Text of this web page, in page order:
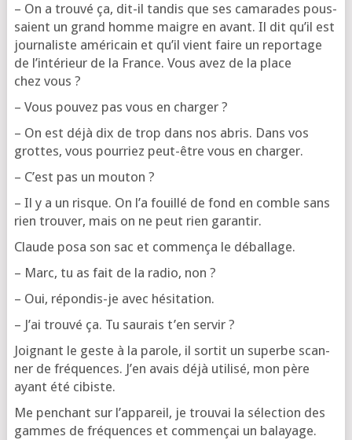
– On a trou­vé ça, dit-il tan­dis que ses cama­rades pous­
saient un grand homme maigre en avant. Il dit qu’il est
jour­na­liste amé­ri­cain et qu’il vient faire un repor­tage
de l’in­té­rieur de la France. Vous avez de la place
chez vous ?
– Vous pou­vez pas vous en charger ?
– On est déjà dix de trop dans nos abris. Dans vos
grottes, vous pour­riez peut-être vous en charger.
– C’est pas un mouton ?
– Il y a un risque. On l’a fouillé de fond en comble sans
rien trou­ver, mais on ne peut rien garantir.
Claude posa son sac et com­men­ça le déballage.
– Marc, tu as fait de la radio, non ?
– Oui, répon­dis-je avec hésitation.
– J’ai trou­vé ça. Tu sau­rais t’en servir ?
Joi­gnant le geste à la parole, il sor­tit un superbe scan­
ner de fré­quences. J’en avais déjà uti­li­sé, mon père
ayant été cibiste.
Me pen­chant sur l’ap­pa­reil, je trou­vai la sélec­tion des
gammes de fré­quences et com­men­çai un balayage.